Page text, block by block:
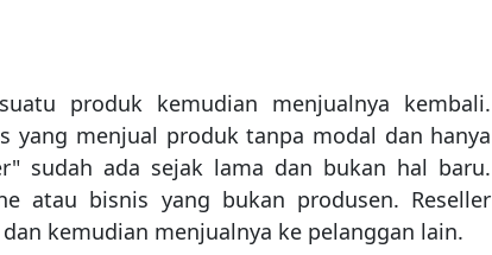
produk kemudian menjualnya kembali.
yang menjual produk tanpa modal dan hanya
sudah ada sejak lama dan bukan hal baru.
atau bisnis yang bukan produsen. Reseller
kemudian menjualnya ke pelanggan lain.